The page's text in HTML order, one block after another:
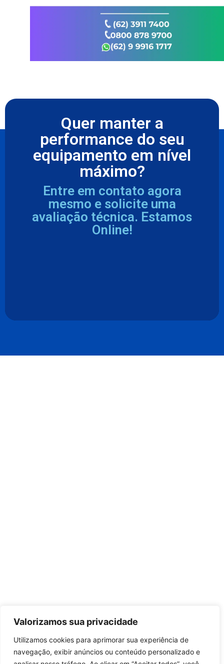
Valorizamos sua privacidade
Utilizamos cookies para aprimorar sua experiência de
navegação, exibir anúncios ou conteúdo personalizado e
Quer manter a
performance do seu
equipamento em nível
máximo?
Entre em contato agora
mesmo e solicite uma
avaliação técnica. Estamos
Online!